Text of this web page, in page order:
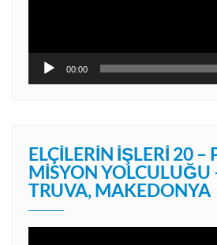
00:00
ELÇILERIN İŞLERI 20 –
MISYON YOLCULUĞU
TRUVA, MAKEDONYA